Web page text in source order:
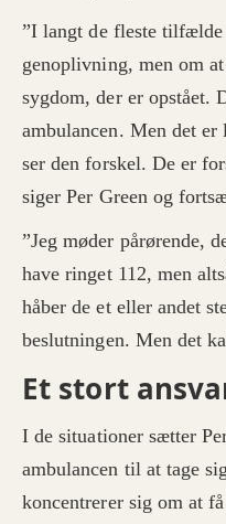
”I langt de fleste
genoplivning, men om
sygdom, der er opstået.
ambulancen. Men det
ser den forskel. De er
siger Per Green og
”Jeg møder pårørende,
have ringet 112, men
håber de et eller andet
beslutningen. Men det
Et stort
I de situationer sætter
ambulancen til at tage
koncentrerer sig omat